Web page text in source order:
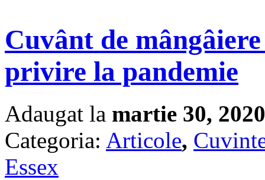
Cuvânt de
privire la pandemie
Adaugat la martie 30, 2020
Categoria: Articole,
Essex